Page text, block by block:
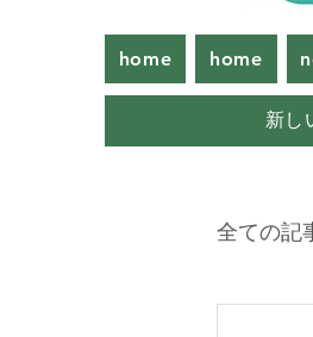
home home
新し
全ての記